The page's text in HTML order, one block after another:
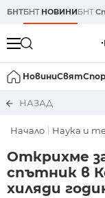
БНТБНТ НОВИНИБНТ
НовиниСвят
НАЗАД
Начало Наука и
Открихме
спътник в
хиляди